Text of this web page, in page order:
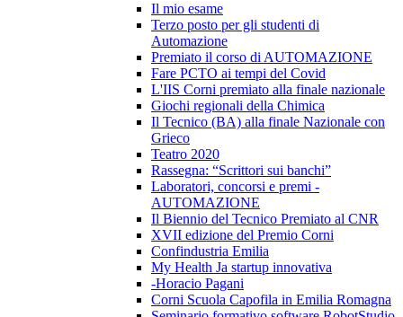
Il mio esame
Terzo posto per gli studenti di
Automazione
Premiato il corso di AUTOMAZIONE
Fare PCTO ai tempi del Covid
L'IIS Corni premiato alla finale nazionale
Giochi regionali della Chimica
Il Tecnico (BA) alla finale Nazionale con
Grieco
Teatro 2020
Rassegna: “Scrittori sui banchi”
Laboratori, concorsi e premi -
AUTOMAZIONE
Il Biennio del Tecnico Premiato al CNR
XVII edizione del Premio Corni
Confindustria Emilia
My Health Ja startup innovativa
-Horacio Pagani
Corni Scuola Capofila in Emilia Romagna